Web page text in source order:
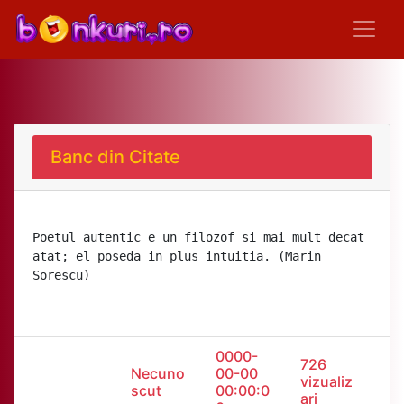
Banc din Citate
Poetul autentic e un filozof si mai mult decat
atat; el poseda in plus intuitia. (Marin
Sorescu)
Necuno
scut
0000-
00-00
00:00:0
726
vizualiz
ari